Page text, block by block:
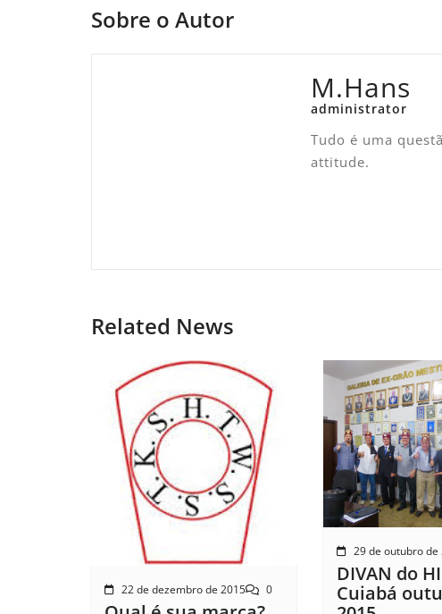
Sobre o Autor
M.Hans
administrator
Tudo é uma
attitude.
Related News
22 de dezembro de 2015 0
29 de outubro de
DIVAN do
Cuiabá